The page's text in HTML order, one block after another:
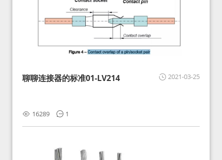
2021-03-25
聊聊连接器的标准01-LV214
16289 1